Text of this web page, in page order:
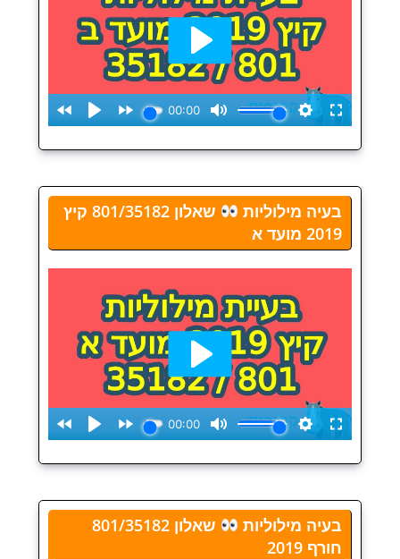
בעיה מילוליות
שאלון 801/35182 קיץ
2019 מועד א
בעיה מילוליות
שאלון 801/35182
חורף 2019